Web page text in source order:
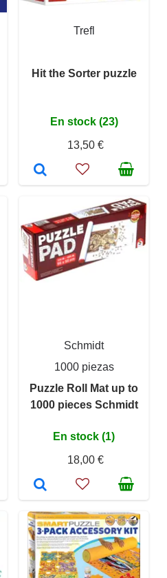
Trefl
Hit the Sorter puzzle
En stock (23)
13,50 €
Schmidt
1000 piezas
Puzzle Roll Mat up to
1000 pieces Schmidt
En stock (1)
18,00 €